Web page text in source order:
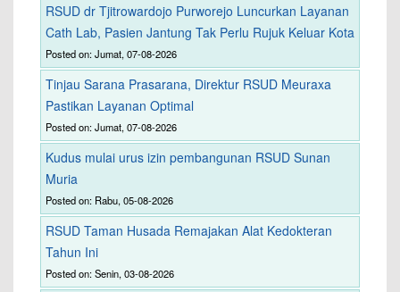
RSUD dr Tjitrowardojo Purworejo Luncurkan Layanan
Cath Lab, Pasien Jantung Tak Perlu Rujuk Keluar Kota
Posted on: Jumat, 07-08-2026
Tinjau Sarana Prasarana, Direktur RSUD Meuraxa
Pastikan Layanan Optimal
Posted on: Jumat, 07-08-2026
Kudus mulai urus izin pembangunan RSUD Sunan
Muria
Posted on: Rabu, 05-08-2026
RSUD Taman Husada Remajakan Alat Kedokteran
Tahun Ini
Posted on: Senin, 03-08-2026